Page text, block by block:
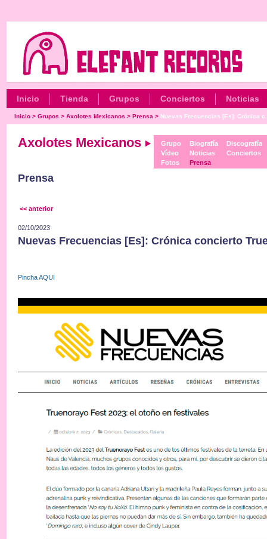
Inicio Tienda Grupos Conciertos Noticias
Inicio> Grupos > Axolotes Mexicanos > Prensa > Nuevas Frecuencias [Es]: Crónica
Axolotes Mexicanos
Grupo
Vídeo
Fotos
Biografía
Noticias
Prensa
Discografía
Conciertos
Prensa
<< anterior
02/10/2023
Nuevas Frecuencias [Es]: Crónica concierto
Pincha AQUI